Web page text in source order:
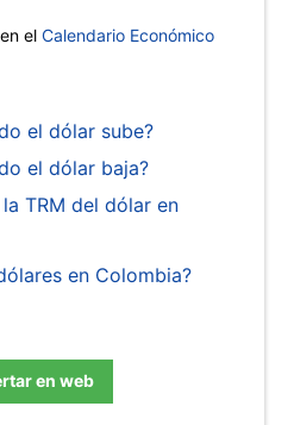
el Calendario Económico
el dólar sube?
el dólar baja?
TRM del dólar en
en Colombia?
en web